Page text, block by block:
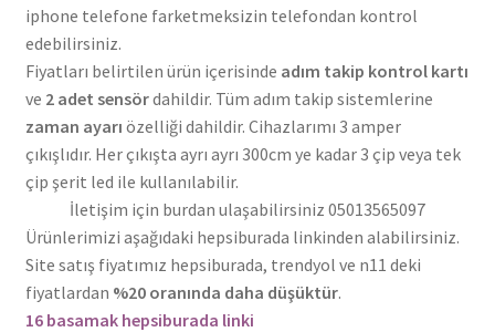
iphone telefone farketmeksizin telefondan kontrol
edebilirsiniz.
Fiyatları belirtilen ürün içerisinde adım takip kontrol kartı
ve 2 adet sensördahildir. Tüm adım takip sistemlerine
zaman ayarı özelliği dahildir. Cihazlarımı 3 amper
çıkışlıdır. Her çıkışta ayrı ayrı 300cm ye kadar 3 çip veya tek
çip şerit led ile kullanılabilir.
İletişim için burdan ulaşabilirsiniz 05013565097
Ürünlerimizi aşağıdaki hepsiburada linkinden alabilirsiniz.
Site satış fiyatımız hepsiburada, trendyol ve n11 deki
fiyatlardan %20 oranında daha düşüktür.
16 basamak hepsiburada linki